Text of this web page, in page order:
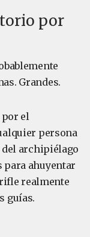
por
Grandes.
por el
persona
del archipiélago
para ahuyentar
realmente
guías.